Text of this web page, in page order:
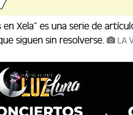
advierte este día
(Conred) advierte este